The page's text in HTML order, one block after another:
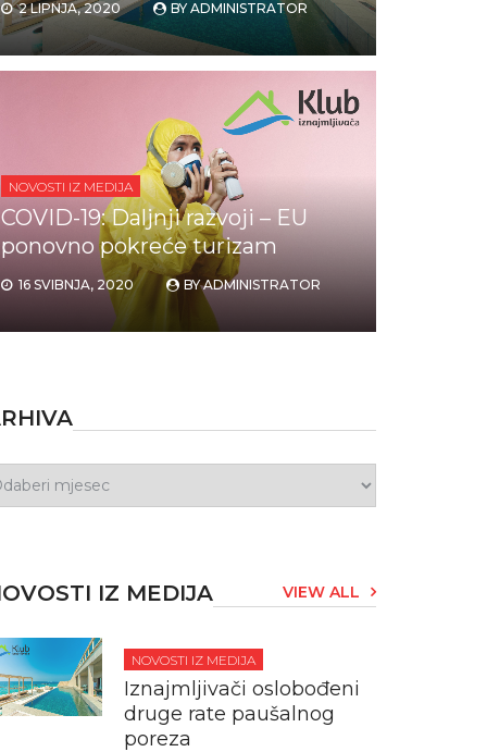
2 LIPNJA, 2020 BYADMINISTRATOR
NOVOSTI IZ MEDIJA
COVID-19: Daljnji razvoji – EU
ponovno pokreće turizam
16 SVIBNJA, 2020 BYADMINISTRATOR
IZ MEDIJA VIEW ALL
NOVOSTI IZ MEDIJA
Iznajmljivači oslobođeni
druge rate paušalnog
poreza